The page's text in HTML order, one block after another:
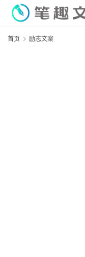
首页 励志文案